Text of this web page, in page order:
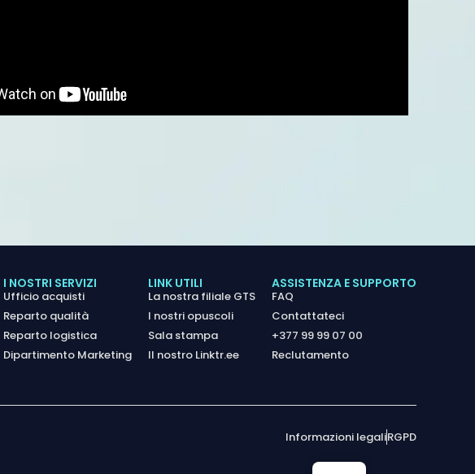
I NOSTRI SERVIZI
Ufficio acquisti
Reparto qualità
Reparto logistica
Dipartimento Marketing
LINK UTILI
La nostra filiale GTS
I nostri opuscoli
Sala stampa
Il nostro Linktr.ee
ASSISTENZA E SUPPORTO
FAQ
Contattateci
+377 99 99 07 00
Reclutamento
Informazioni legaliRGPD